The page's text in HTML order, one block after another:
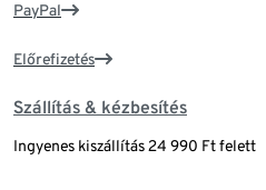
PayPal
Előrefizetés
Szállítás & kézbesítés
Ingyenes kiszállítás 24 990 Ft felett